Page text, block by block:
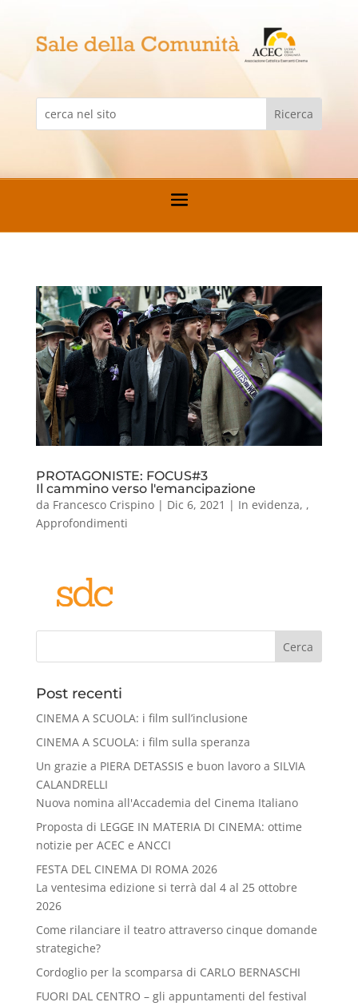
PROTAGONISTE: FOCUS#3
Il cammino verso l'emancipazione
da Francesco Crispino| Dic 6, 2021 | In evidenza, ,
Approfondimenti
Cerca
Post recenti
CINEMA A SCUOLA: i film sull’inclusione
CINEMA A SCUOLA: i film sulla speranza
Un grazie a PIERA DETASSIS e buon lavoro a SILVIA
CALANDRELLI
Nuova nomina all'Accademia del Cinema Italiano
Proposta di LEGGE IN MATERIA DI CINEMA: ottime
notizie per ACEC e ANCCI
FESTA DEL CINEMA DI ROMA 2026
La ventesima edizione si terrà dal 4 al 25 ottobre
2026
Come rilanciare il teatro attraverso cinque domande
strategiche?
Cordoglio per la scomparsa di CARLO BERNASCHI
FUORI DAL CENTRO – gli appuntamenti del festival